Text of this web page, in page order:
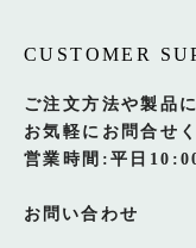
CUSTOMER
ご注文方法や製品
お気軽にお問合せ
営業時間:平日
お問い合わせ